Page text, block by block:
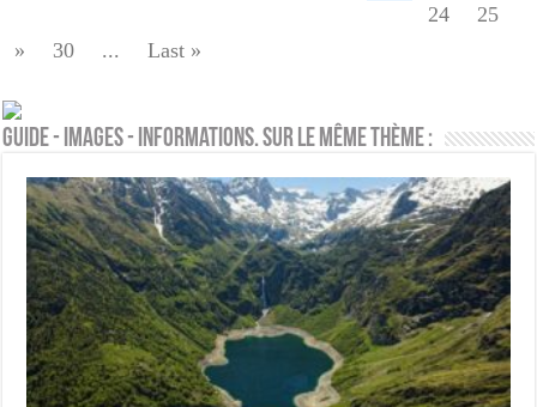
24
25
»
30 ... Last »
Guide - Images - Informations. Sur le même thème :